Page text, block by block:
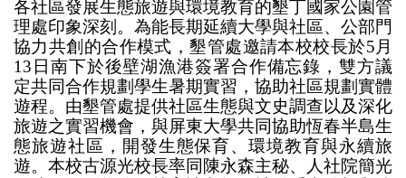
各社區發展生態旅遊與環境教育的墾丁國家公園管
理處印象深刻。為能長期延續大學與社區、公部門
協力共創的合作模式，墾管處邀請本校校長於5月
13日南下於後壁湖漁港簽署合作備忘錄，雙方議
定共同合作規劃學生暑期實習，協助社區規劃實體
遊程。由墾管處提供社區生態與文史調查以及深化
旅遊之實習機會，與屏東大學共同協助恆春半島生
態旅遊社區，開發生態保育、環境教育與永續旅
遊。本校古源光校長率同陳永森主秘、人社院簡光